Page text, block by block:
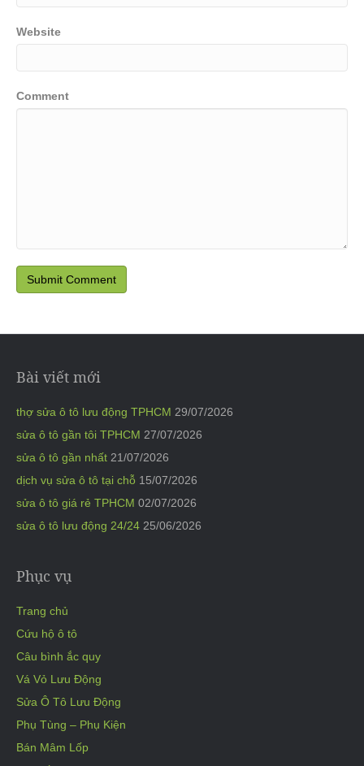
Website
Comment
Bài viết mới
thợ sửa ô tô lưu động TPHCM 29/07/2026
sửa ô tô gần tôi TPHCM 27/07/2026
sửa ô tô gần nhất 21/07/2026
dịch vụ sửa ô tô tại chỗ 15/07/2026
sửa ô tô giá rẻ TPHCM 02/07/2026
sửa ô tô lưu động 24/24 25/06/2026
Phục vụ
Trang chủ
Cứu hộ ô tô
Câu bình ắc quy
Vá Vỏ Lưu Động
Sửa Ô Tô Lưu Động
Phụ Tùng – Phụ Kiện
Bán Mâm Lốp